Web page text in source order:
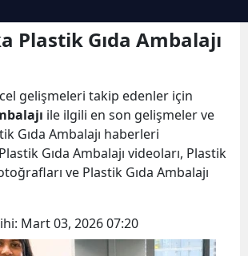
Plastik Gıda Ambalajı
gelişmeleri takip edenler için
ile ilgili en son gelişmeler ve
Gıda Ambalajı haberleri
Gıda Ambalajı videoları, Plastik
ve Plastik Gıda Ambalajı
Mart 03, 2026 07:20